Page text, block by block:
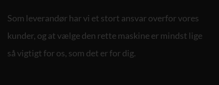
Som leverandør har vi et stort ansvar overfor vores
kunder, og at vælge den rette maskine er mindst lige
så vigtigt for os, som det er for dig.